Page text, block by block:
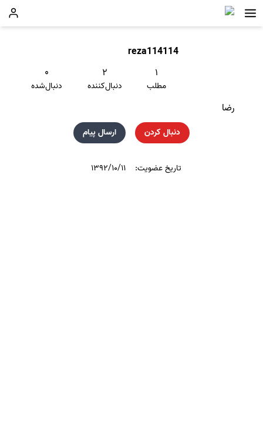
reza114114
۱
مطلب
۲
دنبال‌کننده
۰
دنبال‌شده
رضا
دنبال کردن ارسال پیام
تاریخ عضویت: ۱۳۹۲/۱۰/۱۱